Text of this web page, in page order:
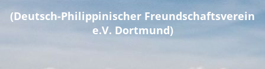
(Deutsch-Philippinischer Freundschaftsverein
e.V. Dortmund)